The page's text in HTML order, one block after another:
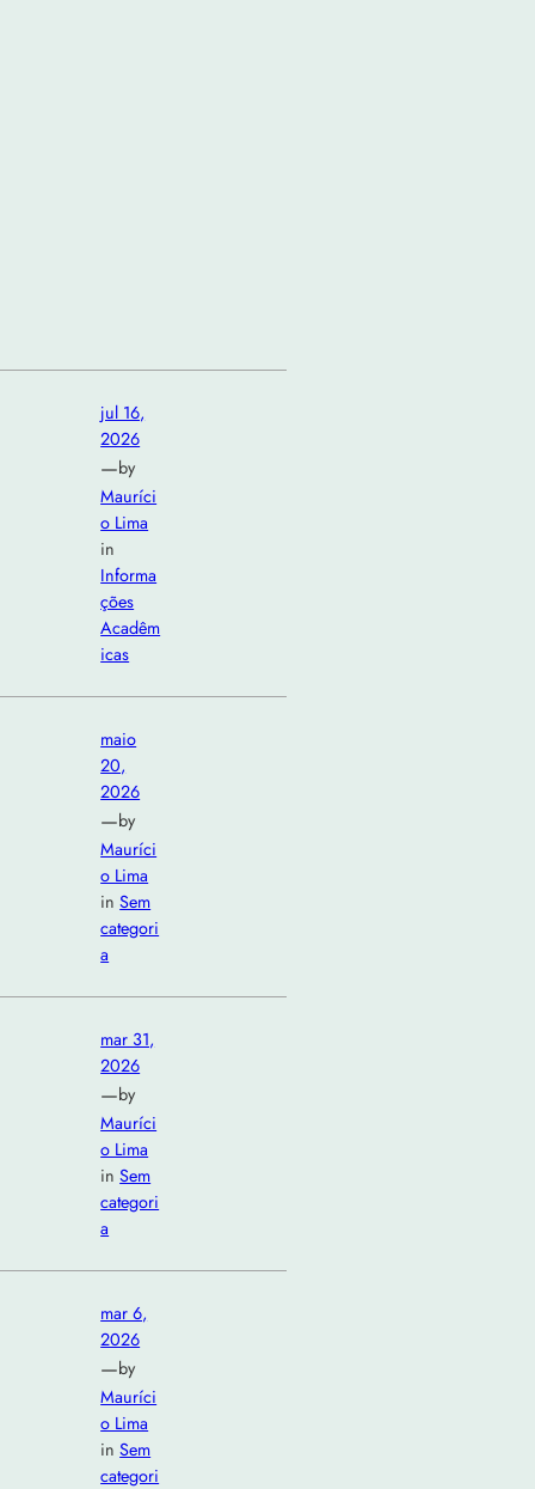
jul 16,
2026
—by
Mauríci
o Lima
in
Informa
ções
Acadêm
icas
maio
20,
2026
—by
Mauríci
o Lima
inSem
categori
a
mar 31,
2026
—by
Mauríci
o Lima
inSem
categori
a
mar 6,
2026
—by
Mauríci
o Lima
inSem
categori